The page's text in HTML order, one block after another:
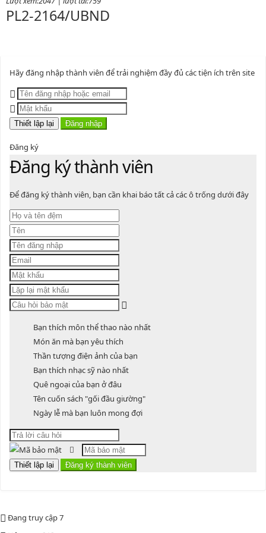
PL2-2164/UBND
PL3-2164/UBND
Phụ lục 3 - Kèm theo quyết định số 2164
Lượt xem:2012 | lượt tải:1160
Luật sửa đổi, bổ sung một số điều của luật cán bộ, công chức. luật công
2164/QĐUBND
Quyết định phê duyệt danh mục vị trí việc làm
Lượt xem:3775 | lượt tải:1521
PL1-2164/UBND
Phụ lục 1 - Kèm theo quyết định số 2164
Lượt xem:2047 | lượt tải:759
PL2-2164/UBND
Phụ lục 2 - Kèm theo quyết định số 2164
Lượt xem:2000 | lượt tải:1060
PL3-2164/UBND
Phụ lục 3 - Kèm theo quyết định số 2164
Hãy đăng nhập thành viên để trải nghiệm đầy đủ các tiện ích trên site
Đăng nhập
Đăng ký
Đăng ký thành viên
Để đăng ký thành viên, bạn cần khai báo tất cả các ô trống dưới đây
Bạn thích môn thể thao nào nhất
Món ăn mà bạn yêu thích
Thần tượng điện ảnh của bạn
Bạn thích nhạc sỹ nào nhất
Quê ngoại của bạn ở đâu
Tên cuốn sách "gối đầu giường"
Ngày lễ mà bạn luôn mong đợi
Đang truy cập7